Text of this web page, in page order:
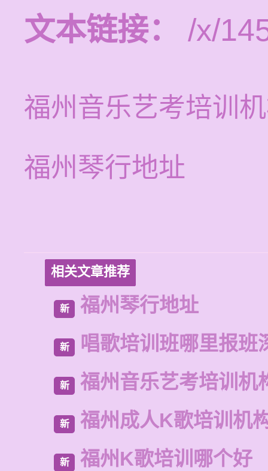
文本链接：
/x/
福州音乐艺考培训
福州琴行地址
相关文章推荐
新 福州琴行地址
新 唱歌培训班哪里报班
新 福州音乐艺考培训机
新 福州成人K歌培训机
新 福州K歌培训哪个好